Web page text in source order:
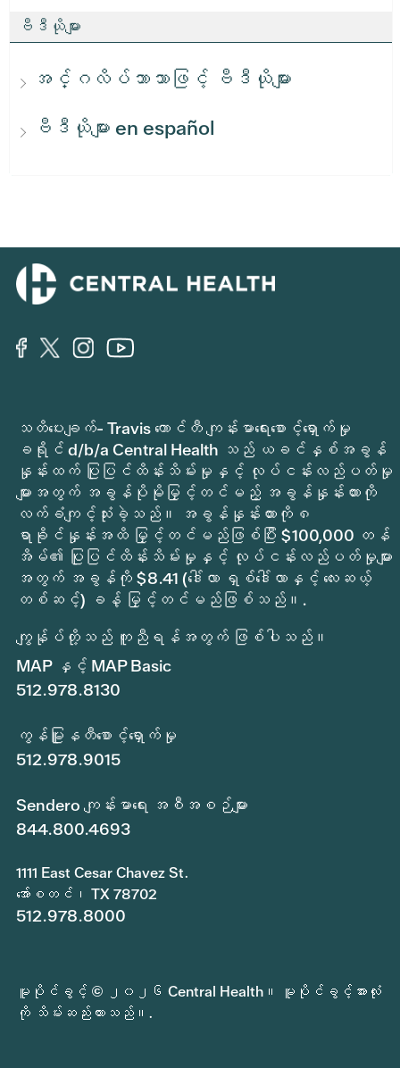
ဗီဒီယိုများ
အင်္ဂလိပ်ဘာသာဖြင့် ဗီဒီယိုများ
ဗီဒီယိုများ en español
သတိပေးချက်- Travis ကောင်တီ ကျန်းမာရေးစောင့်ရှောက်မှု
ခရိုင် d/b/a Central Health သည် ယခင်နှစ်အခွန်
နှုန်းထက် ပြုပြင်ထိန်းသိမ်းမှုနှင့် လုပ်ငန်းလည်ပတ်မှု
များအတွက် အခွန်ပိုမိုမြှင့်တင်မည့် အခွန်နှုန်းထားကို
လက်ခံကျင့်သုံးခဲ့သည်။ အခွန်နှုန်းထားကို ၈
ရာခိုင်နှုန်းအထိ မြှင့်တင်မည်ဖြစ်ပြီး $100,000 တန်
အိမ်၏ ပြုပြင်ထိန်းသိမ်းမှုနှင့် လုပ်ငန်းလည်ပတ်မှုများ
အတွက် အခွန်ကို $8.41 (ဒေါ်လာ ရှစ်ဒေါ်လာနှင့် လေးဆယ့်
တစ်ဆင့်) ခန့် မြှင့်တင်မည်ဖြစ်သည်။.
ကျွန်ုပ်တို့သည် ကူညီရန်အတွက် ဖြစ်ပါသည်။
MAP နှင့် MAP Basic
512.978.8130
ကွန်မြူနတီစောင့်ရှောက်မှု
512.978.9015
Sendero ကျန်းမာရေး အစီအစဉ်များ
844.800.4693
1111 East Cesar Chavez St.
အော်စတင်၊ TX 78702
512.978.8000
မူပိုင်ခွင့် © ၂၀၂၆ Central Health။ မူပိုင်ခွင့်အားလုံး
ကို သိမ်းဆည်းထားသည်။.